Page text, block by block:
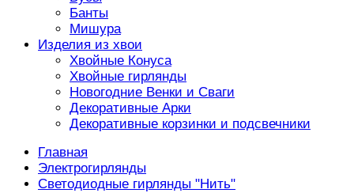
Банты
Мишура
Изделия из хвои
Хвойные Конуса
Хвойные гирлянды
Новогодние Венки и Сваги
Декоративные Арки
Декоративные корзинки и подсвечники
Главная
Электрогирлянды
Светодиодные гирлянды "Нить"